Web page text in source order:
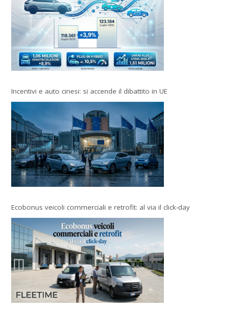
Incentivi e auto cinesi: si accende il dibattito in UE
Ecobonus veicoli commerciali e retrofit: al via il click-day